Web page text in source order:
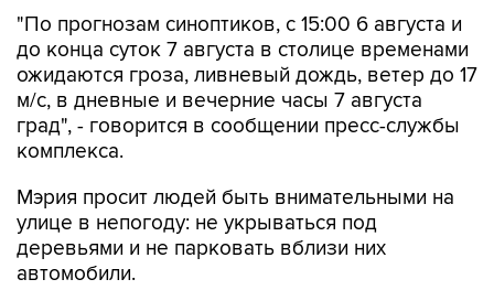
"По прогнозам синоптиков, с 15:00 6 августа и
до конца суток 7 августа в столице временами
ожидаются гроза, ливневый дождь, ветер до 17
м/с, в дневные и вечерние часы 7 августа
град", - говорится в сообщении пресс-службы
комплекса.
Мэрия просит людей быть внимательными на
улице в непогоду: не укрываться под
деревьями и не парковать вблизи них
автомобили.